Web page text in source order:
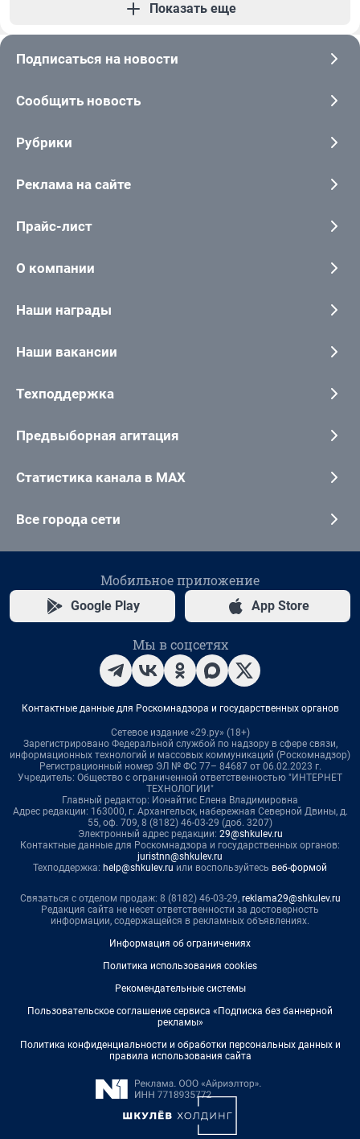
Показать еще
Подписаться на новости
Сообщить новость
Рубрики
Реклама на сайте
Прайс-лист
О компании
Наши награды
Наши вакансии
Техподдержка
Предвыборная агитация
Статистика канала в MAX
Все города сети
Мобильное приложение
Google Play App Store
Мы в соцсетях
Контактные данные для Роскомнадзора и государственных органов
Сетевое издание «29.ру» (18+)
Зарегистрировано Федеральной службой по надзору в сфере связи,
информационных технологий и массовых коммуникаций (Роскомнадзор)
Регистрационный номер ЭЛ № ФС 77– 84687 от 06.02.2023 г.
Учредитель: Общество с ограниченной ответственностью "ИНТЕРНЕТ
ТЕХНОЛОГИИ"
Главный редактор: Ионайтис Елена Владимировна
Адрес редакции: 163000, г. Архангельск, набережная Северной Двины, д.
55, оф. 709, 8 (8182) 46-03-29 (доб. 3207)
Электронный адрес редакции: 29@shkulev.ru
Контактные данные для Роскомнадзора и государственных органов:
juristnn@shkulev.ru
Техподдержка: help@shkulev.ru или воспользуйтесь веб-формой
Связаться с отделом продаж: 8 (8182) 46-03-29, reklama29@shkulev.ru
Редакция сайта не несет ответственности за достоверность
информации, содержащейся в рекламных объявлениях.
Информация об ограничениях
Политика использования cookies
Рекомендательные системы
Пользовательское соглашение сервиса «Подписка без баннерной
рекламы»
Политика конфиденциальности и обработки персональных данных и
правила использования сайта